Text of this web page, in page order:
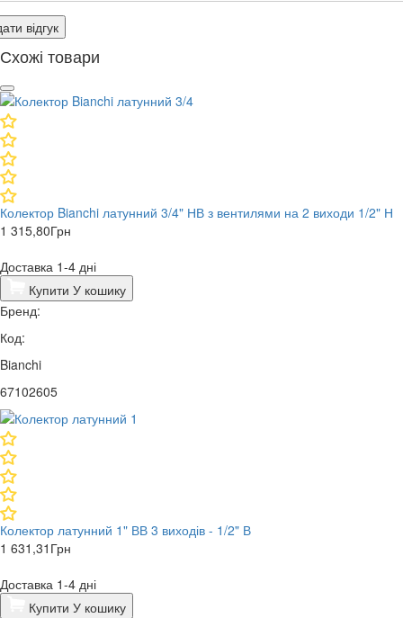
відгук
Схожі товари
Колектор Bianchi латунний 3/4" НВ з вентилями на 2 виходи 1/2" Н
1 315,80Грн
Доставка 1-4 дні
Купити У кошику
Бренд:
Код:
Bianchi
67102605
Колектор латунний 1" ВВ 3 виходів - 1/2" В
1 631,31 Грн
Доставка 1-4 дні
Купити У кошику